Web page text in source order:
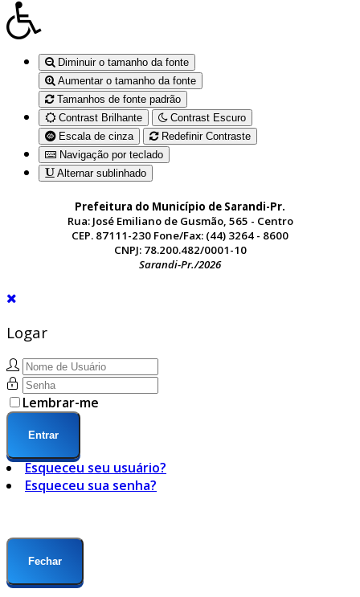
Diminuir o tamanho da fonte
Aumentar o tamanho da fonte
Tamanhos de fonte padrão
Contrast Brilhante
Contrast Escuro
Escala de cinza
Redefinir Contraste
Navigação por teclado
Alternar sublinhado
Prefeitura do Município de Sarandi-Pr.
Rua: José Emiliano de Gusmão, 565 - Centro
CEP. 87111-230 Fone/Fax: (44) 3264 - 8600
CNPJ: 78.200.482/0001-10
Sarandi-Pr./2026
Logar
Lembrar-me
Entrar
Esqueceu seu usuário?
Esqueceu sua senha?
Fechar